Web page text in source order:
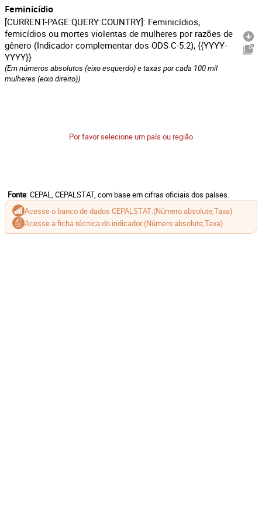
Feminicídio
[CURRENT-PAGE:QUERY:COUNTRY]: Feminicídios,
femicídios ou mortes violentas de mulheres por razões de
gênero (Indicador complementar dos ODS C-5.2), {{YYYY-
YYYY}}
(Em números absolutos (eixo esquerdo) e taxas por cada 100 mil
mulheres (eixo direito))
Por favor selecione um país ou região
Fonte: CEPAL, CEPALSTAT, com base em cifras oficiais dos países.
Acesse o banco de dados CEPALSTAT:(Número absolute,Taxa)
Acesse a ficha técnica do indicador:(Número absolute,Taxa)